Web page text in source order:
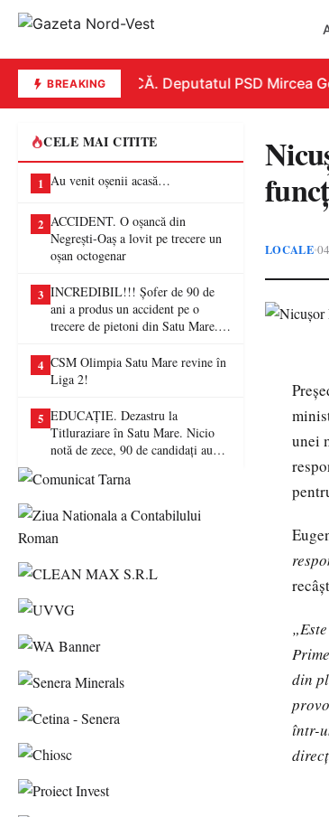
BREAKINGREPLICĂ. Deputatul PSD Mircea
CELE MAI CITITE
1 Au venit oșenii acasă…
2 ACCIDENT. O oșancă din
Negrești-Oaș a lovit pe trecere un
oșan octogenar
3 INCREDIBIL!!! Șofer de 90 de
ani a produs un accident pe o
trecere de pietoni din Satu Mare. O
4 CSM Olimpia Satu Mare revine în
Liga 2!
5 EDUCAȚIE. Dezastru la
Titluraziare în Satu Mare. Nicio
notă de zece, 90 de candidați au
LOCALE•
unei
din
într-